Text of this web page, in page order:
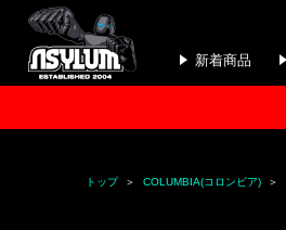
新着商品
トップ COLUMBIA(コロンビア)